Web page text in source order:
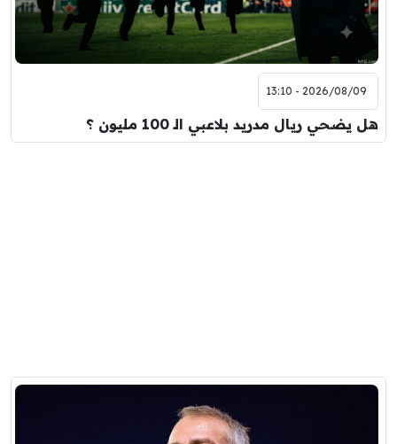
2026/08/09 - 13:10
هل يضحي ريال مدريد بلاعبي الـ 100 مليون ؟